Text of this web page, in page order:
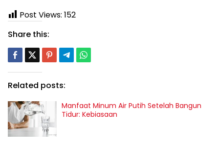
Post Views: 152
Share this:
Related posts:
Manfaat Minum Air Putih Setelah Bangun
Tidur: Kebiasaan